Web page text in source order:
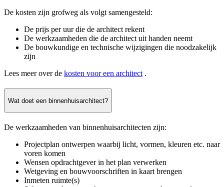
De kosten zijn grofweg als volgt samengesteld:
De prijs per uur die de architect rekent
De werkzaamheden die de architect uit handen neemt
De bouwkundige en technische wijzigingen die noodzakelijk
zijn
Lees meer over de kosten voor een architect .
Wat doet een binnenhuisarchitect?
De werkzaamheden van binnenhuisarchitecten zijn:
Projectplan ontwerpen waarbij licht, vormen, kleuren etc. naar
voren komen
Wensen opdrachtgever in het plan verwerken
Wetgeving en bouwvoorschriften in kaart brengen
Inmeten ruimte(s)